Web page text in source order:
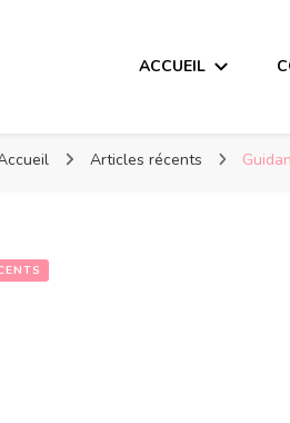
ACCUEIL
Articles récents